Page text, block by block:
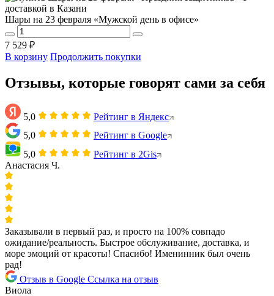
Шары на 23 февраля «Мужской день в офисе»
7 529 ₽
В корзину Продолжить покупки
Отзывы, которые говорят сами за себя
5,0
Рейтинг в Яндекс
5,0
Рейтинг в Google
5,0
Рейтинг в 2Gis
Анастасия Ч.
Заказывали в первый раз, и просто на 100% совпадо
ожидание/реальность. Быстрое обслуживание, доставка, и
море эмоций от красоты! Спасибо! Именинник был очень
рад!
Отзыв в Google Ссылка на отзыв
Виола